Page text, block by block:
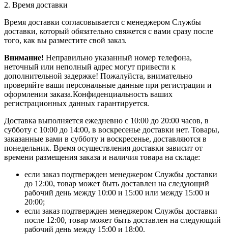
2. Время доставки
Время доставки согласовывается с менеджером Службы
доставки, который обязательно свяжется с вами сразу после
того, как вы разместите свой заказ.
Внимание! Неправильно указанный номер телефона,
неточный или неполный адрес могут привести к
дополнительной задержке! Пожалуйста, внимательно
проверяйте ваши персональные данные при регистрации и
оформлении заказа.Конфиденциальность ваших
регистрационных данных гарантируется.
Доставка выполняется ежедневно с 10:00 до 20:00 часов, в
субботу с 10:00 до 14:00, в воскресенье доставки нет. Товары,
заказанные вами в субботу и воскресенье, доставляются в
понедельник. Время осуществления доставки зависит от
времени размещения заказа и наличия товара на складе:
если заказ подтвержден менеджером Службы доставки
до 12:00, товар может быть доставлен на следующий
рабочий день между 10:00 и 15:00 или между 15:00 и
20:00;
если заказ подтвержден менеджером Службы доставки
после 12:00, товар может быть доставлен на следующий
рабочий день между 15:00 и 18:00.